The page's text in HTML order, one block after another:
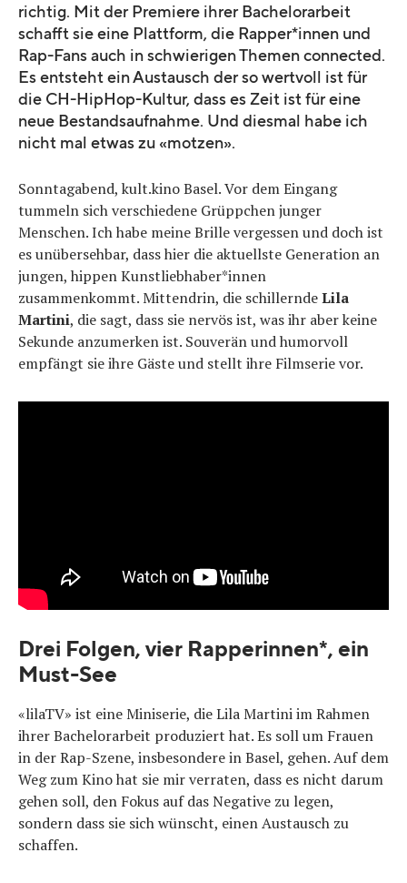
richtig. Mit der Premiere ihrer Bachelorarbeit
schafft sie eine Plattform, die Rapper*innen und
Rap-Fans auch in schwierigen Themen connected.
Es entsteht ein Austausch der so wertvoll ist für
die CH-HipHop-Kultur, dass es Zeit ist für eine
neue Bestandsaufnahme. Und diesmal habe ich
nicht mal etwas zu «motzen».
Sonntagabend, kult.kino Basel. Vor dem Eingang
tummeln sich verschiedene Grüppchen junger
Menschen. Ich habe meine Brille vergessen und doch ist
es unübersehbar, dass hier die aktuellste Generation an
jungen, hippen Kunstliebhaber*innen
zusammenkommt. Mittendrin, die schillerndeLila
Martini, die sagt, dass sie nervös ist, was ihr aber keine
Sekunde anzumerken ist. Souverän und humorvoll
empfängt sie ihre Gäste und stellt ihre Filmserie vor.
Drei Folgen, vier Rapperinnen*, ein
Must-See
«lilaTV» ist eine Miniserie, die Lila Martini im Rahmen
ihrer Bachelorarbeit produziert hat. Es soll um Frauen
in der Rap-Szene, insbesondere in Basel, gehen. Auf dem
Weg zum Kino hat sie mir verraten, dass es nicht darum
gehen soll, den Fokus auf das Negative zu legen,
sondern dass sie sich wünscht, einen Austausch zu
schaffen.